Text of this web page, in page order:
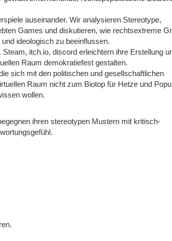
auseinander. Wir analysieren Stereotype,
Games und diskutieren, wie rechtsextreme
ideologisch zu beeinflussen.
itch.io, discord erleichtern ihre Erstellung
Raum demokratiefest gestalten.
sich mit den politischen und gesellschaftlichen
Raum nicht zum Biotop für Hetze und
wollen.
ihren stereotypen Mustern mit kritisch-